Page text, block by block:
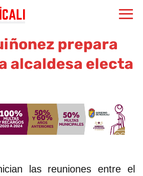
prepara
alcaldesa electa
las reuniones entre el